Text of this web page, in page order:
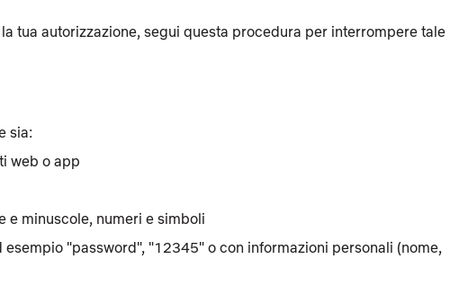
tua autorizzazione, segui questa procedura per interrompere tale
sia:
web o app
e minuscole, numeri e simboli
"password", "12345" o con informazioni personali (nome,